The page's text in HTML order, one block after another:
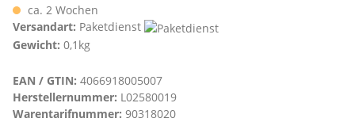
ca. 2 Wochen
Versandart: Paketdienst
Gewicht: 0,1kg
EAN / GTIN: 4066918005007
Herstellernummer: L02580019
Warentarifnummer: 90318020